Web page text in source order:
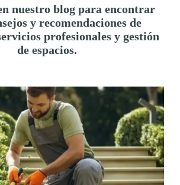
nuestro blog para encontrar
y recomendaciones de
profesionales y gestión
de espacios.